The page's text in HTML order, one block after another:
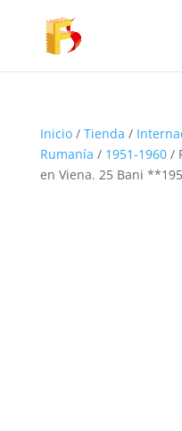
Inicio/ Tienda /
Rumanía / 1951-1960/
en Viena. 25 Bani